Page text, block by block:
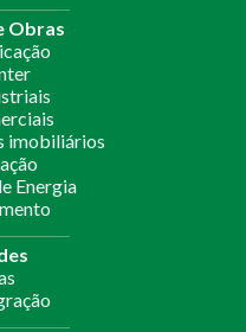
Obras
imobiliários
Energia